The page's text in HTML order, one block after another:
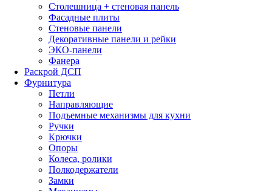
Столешница + стеновая панель
Фасадные плиты
Стеновые панели
Декоративные панели и рейки
ЭКО-панели
Фанера
Раскрой ДСП
Фурнитура
Петли
Направляющие
Подъемные механизмы для кухни
Ручки
Крючки
Опоры
Колеса, ролики
Полкодержатели
Замки